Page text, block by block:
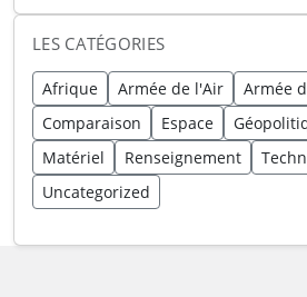
LES CATÉGORIES
Afrique Armée de l'Air
Armée
Comparaison
Espace
Matériel
Renseignement
Uncategorized